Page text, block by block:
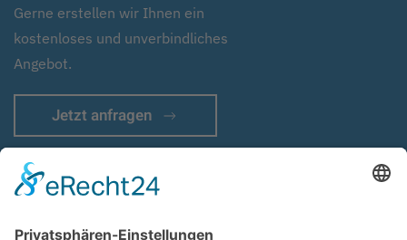
Gerne erstellen wir Ihnen ein
kostenloses und unverbindliches
Angebot.
Jetzt anfragen